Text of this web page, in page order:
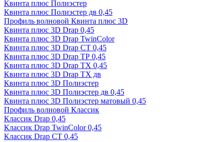
Квинта плюс Полиэстер
Квинта плюс Полиэстер дв 0,45
Профиль волновой Квинта плюс 3D
Квинта плюс 3D Drap 0,45
Квинта плюс 3D Drap TwinColor
Квинта плюс 3D Drap СТ 0,45
Квинта плюс 3D Drap ТР 0,45
Квинта плюс 3D Drap ТХ 0,45
Квинта плюс 3D Drap ТХ дв
Квинта плюс 3D Полиэстер
Квинта плюс 3D Полиэстер дв 0,45
Квинта плюс 3D Полиэстер матовый 0,45
Профиль волновой Классик
Классик Drap 0,45
Классик Drap TwinColor 0,45
Классик Drap СТ 0,45